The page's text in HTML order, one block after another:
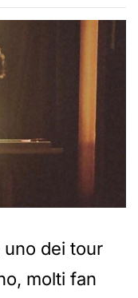
dei tour
molti fan